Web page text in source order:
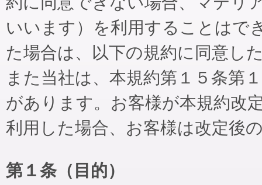
いいます）を利用することはで
た場合は、以下の規約に同意し
また当社は、本規約第１５条第
があります。お客様が本規約改
利用した場合、お客様は改定後
第１条（目的）